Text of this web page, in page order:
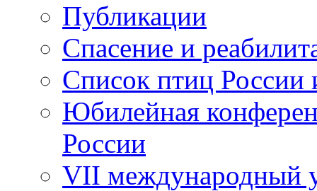
Публикации
Спасение и
Список птиц России
Юбилейная
России
VII международный